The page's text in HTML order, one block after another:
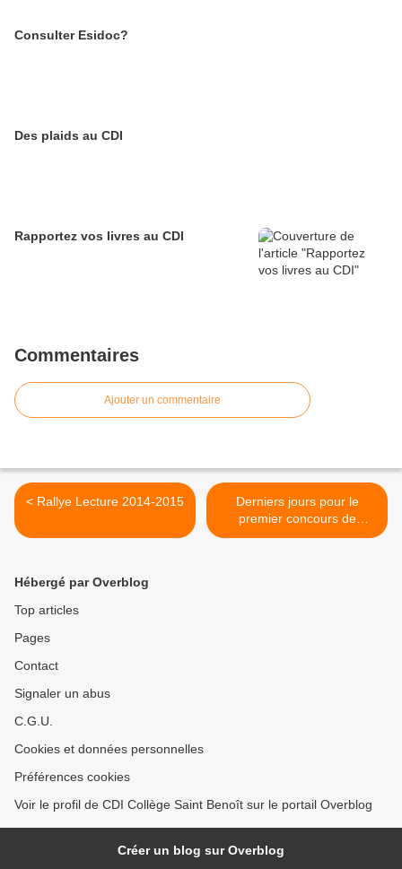
Consulter Esidoc?
Des plaids au CDI
Rapportez vos livres au CDI
Commentaires
Ajouter un commentaire
< Rallye Lecture 2014-2015
Derniers jours pour le
premier concours de
l'année ! >
Hébergé par Overblog
Top articles
Pages
Contact
Signaler un abus
C.G.U.
Cookies et données personnelles
Préférences cookies
Voir le profil de CDI Collège Saint Benoît sur le portail Overblog
Créer un blog sur Overblog